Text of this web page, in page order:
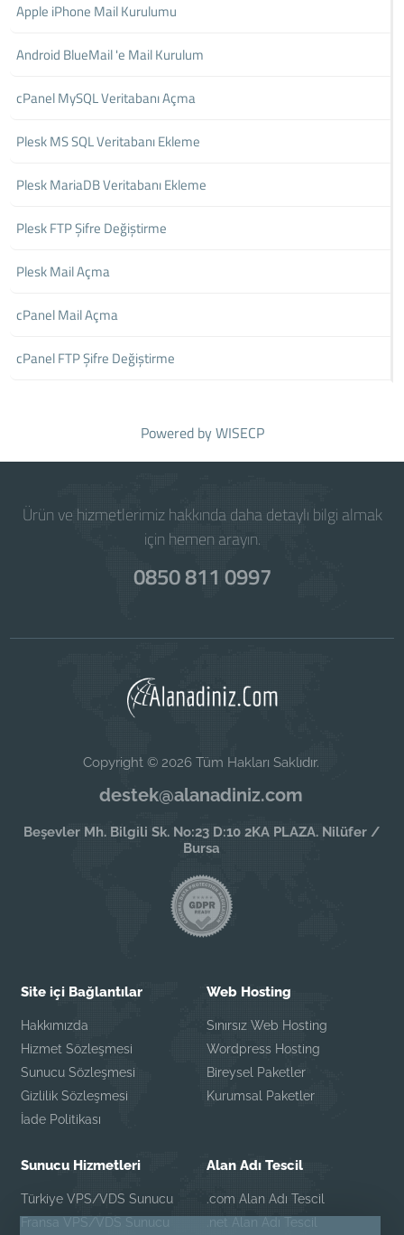
Apple iPhone Mail Kurulumu
Android BlueMail 'e Mail Kurulum
cPanel MySQL Veritabanı Açma
Plesk MS SQL Veritabanı Ekleme
Plesk MariaDB Veritabanı Ekleme
Plesk FTP Şifre Değiştirme
Plesk Mail Açma
cPanel Mail Açma
cPanel FTP Şifre Değiştirme
Powered byWISECP
Ürün ve hizmetlerimiz hakkında daha detaylı bilgi almak
için hemen arayın.
0850 811 0997
Copyright © 2026 Tüm Hakları Saklıdır.
destek@alanadiniz.com
Beşevler Mh. Bilgili Sk. No:23 D:10 2KA PLAZA. Nilüfer /
Bursa
Site içi Bağlantılar
Hakkımızda
Hizmet Sözleşmesi
Sunucu Sözleşmesi
Gizlilik Sözleşmesi
İade Politikası
Web Hosting
Sınırsız Web Hosting
Wordpress Hosting
Bireysel Paketler
Kurumsal Paketler
Sunucu Hizmetleri
Türkiye VPS/VDS Sunucu
Fransa VPS/VDS Sunucu
Alan Adı Tescil
.com Alan Adı Tescil
.net Alan Adı Tescil